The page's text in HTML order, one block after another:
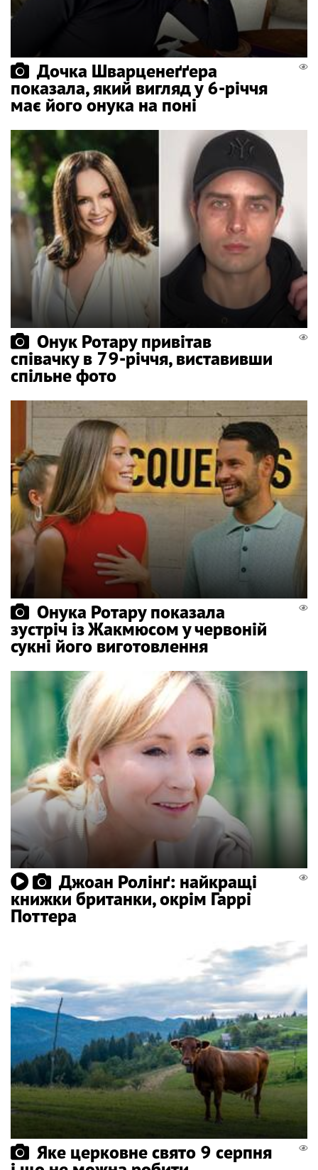
Дочка Шварценеґґера
показала, який вигляд у 6-річчя
має його онука на поні
Онук Ротару привітав
співачку в 79-річчя, виставивши
спільне фото
Онука Ротару показала
зустріч із Жакмюсом у червоній
сукні його виготовлення
Джоан Ролінґ: найкращі
книжки британки, окрім Гаррі
Поттера
Яке церковне свято 9 серпня